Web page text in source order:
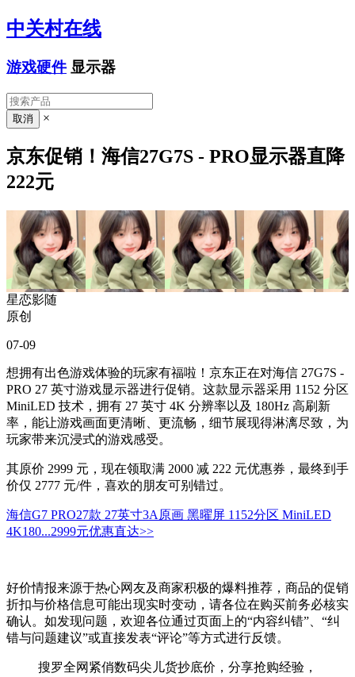
中关村在线
游戏硬件 显示器
×
京东促销！海信27G7S - PRO显示器直降
222元
星恋影随
原创
07-09
想拥有出色游戏体验的玩家有福啦！京东正在对海信 27G7S -
PRO 27 英寸游戏显示器进行促销。这款显示器采用 1152 分区
MiniLED 技术，拥有 27 英寸 4K 分辨率以及 180Hz 高刷新
率，能让游戏画面更清晰、更流畅，细节展现得淋漓尽致，为
玩家带来沉浸式的游戏感受。
其原价 2999 元，现在领取满 2000 减 222 元优惠券，最终到手
价仅 2777 元/件，喜欢的朋友可别错过。
海信G7 PRO27款 27英寸3A原画 黑曜屏 1152分区 MiniLED
4K180...2999元优惠直达>>
好价情报来源于热心网友及商家积极的爆料推荐，商品的促销
折扣与价格信息可能出现实时变动，请各位在购买前务必核实
确认。如发现问题，欢迎各位通过页面上的“内容纠错”、“纠
错与问题建议”或直接发表“评论”等方式进行反馈。
搜罗全网紧俏数码尖儿货抄底价，分享抢购经验，